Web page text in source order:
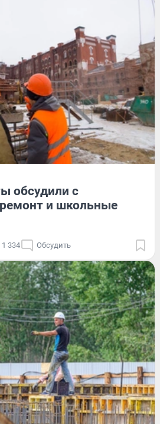
обсудили с
и школьные
1 334 Обсудить